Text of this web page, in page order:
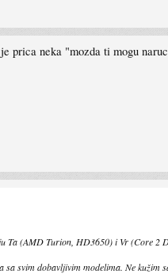
prica neka "mozda ti mogu
Ta (AMD Turion, HD3650) i Vr (Core 2
svim dobavljivim modelima. Ne kužim